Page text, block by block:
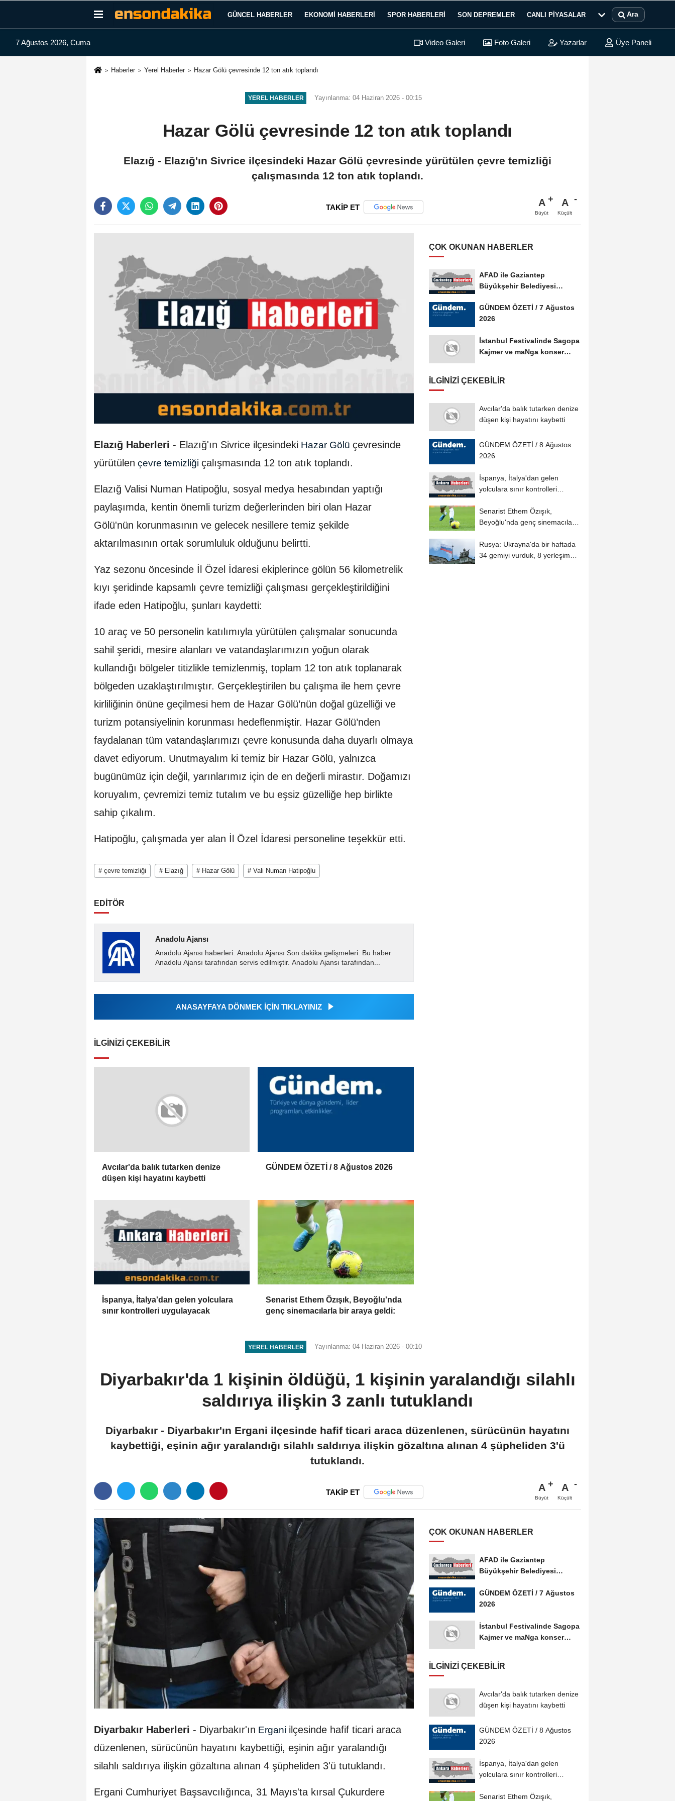
GÜNCEL HABERLER EKONOMI HABERLERI SPOR HABERLERI SON DEPREMLER CANLI PIYASALAR Ara
7 Ağustos 2026, Cuma Video Galeri Foto Galeri Yazarlar Üye Paneli
Haberler Yerel Haberler Hazar Gölü çevresinde 12 ton atık toplandı
YEREL HABERLER Yayınlanma: 04 Haziran 2026 - 00:15
Hazar Gölü çevresinde 12 ton atık toplandı
Elazığ - Elazığ'ın Sivrice ilçesindeki Hazar Gölü çevresinde yürütülen çevre temizliği
çalışmasında 12 ton atık toplandı.
TAKİP ET A
Büyüt
A
Küçült
Elazığ Haberleri - Elazığ'ın Sivrice ilçesindeki Hazar Gölü çevresinde
yürütülen çevre temizliği çalışmasında 12 ton atık toplandı.
Elazığ Valisi Numan Hatipoğlu, sosyal medya hesabından yaptığı
paylaşımda, kentin önemli turizm değerlerinden biri olan Hazar
Gölü'nün korunmasının ve gelecek nesillere temiz şekilde
aktarılmasının ortak sorumluluk olduğunu belirtti.
Yaz sezonu öncesinde İl Özel İdaresi ekiplerince gölün 56 kilometrelik
kıyı şeridinde kapsamlı çevre temizliği çalışması gerçekleştirildiğini
ifade eden Hatipoğlu, şunları kaydetti:
10 araç ve 50 personelin katılımıyla yürütülen çalışmalar sonucunda
sahil şeridi, mesire alanları ve vatandaşlarımızın yoğun olarak
kullandığı bölgeler titizlikle temizlenmiş, toplam 12 ton atık toplanarak
bölgeden uzaklaştırılmıştır. Gerçekleştirilen bu çalışma ile hem çevre
kirliliğinin önüne geçilmesi hem de Hazar Gölü’nün doğal güzelliği ve
turizm potansiyelinin korunması hedeflenmiştir. Hazar Gölü’nden
faydalanan tüm vatandaşlarımızı çevre konusunda daha duyarlı olmaya
davet ediyorum. Unutmayalım ki temiz bir Hazar Gölü, yalnızca
bugünümüz için değil, yarınlarımız için de en değerli mirastır. Doğamızı
koruyalım, çevremizi temiz tutalım ve bu eşsiz güzelliğe hep birlikte
sahip çıkalım.
Hatipoğlu, çalışmada yer alan İl Özel İdaresi personeline teşekkür etti.
# çevre temizliği # Elazığ # Hazar Gölü # Vali Numan Hatipoğlu
EDİTÖR
Anadolu Ajansı
Anadolu Ajansı haberleri. Anadolu Ajansı Son dakika gelişmeleri. Bu haber
Anadolu Ajansı tarafından servis edilmiştir. Anadolu Ajansı tarafından...
ANASAYFAYA DÖNMEK İÇİN TIKLAYINIZ
İLGINIZI ÇEKEBILIR
Avcılar'da balık tutarken denize
düşen kişi hayatını kaybetti
GÜNDEM ÖZETİ / 8 Ağustos 2026
İspanya, İtalya'dan gelen yolculara
sınır kontrolleri uygulayacak
Senarist Ethem Özışık, Beyoğlu'nda
genç sinemacılarla bir araya geldi:
ÇOK OKUNAN HABERLER
AFAD ile Gaziantep
Büyükşehir Belediyesi
GÜNDEM ÖZETİ / 7 Ağustos
2026
İstanbul Festivalinde Sagopa
Kajmer ve maNga konser
İLGINIZI ÇEKEBILIR
Avcılar'da balık tutarken denize
düşen kişi hayatını kaybetti
GÜNDEM ÖZETİ / 8 Ağustos
2026
İspanya, İtalya'dan gelen
yolculara sınır kontrolleri
Senarist Ethem Özışık,
Beyoğlu'nda genç sinemacılarla
Rusya: Ukrayna'da bir haftada
34 gemiyi vurduk, 8 yerleşim
YEREL HABERLER Yayınlanma: 04 Haziran 2026 - 00:10
Diyarbakır'da 1 kişinin öldüğü, 1 kişinin yaralandığı silahlı
saldırıya ilişkin 3 zanlı tutuklandı
Diyarbakır - Diyarbakır'ın Ergani ilçesinde hafif ticari araca düzenlenen, sürücünün hayatını
kaybettiği, eşinin ağır yaralandığı silahlı saldırıya ilişkin gözaltına alınan 4 şüpheliden 3'ü
tutuklandı.
TAKİP ET A
Büyüt
A
Küçült
Diyarbakır Haberleri - Diyarbakır'ın Ergani ilçesinde hafif ticari araca
düzenlenen, sürücünün hayatını kaybettiği, eşinin ağır yaralandığı
silahlı saldırıya ilişkin gözaltına alınan 4 şüpheliden 3'ü tutuklandı.
Ergani Cumhuriyet Başsavcılığınca, 31 Mayıs'ta kırsal Çukurdere
ÇOK OKUNAN HABERLER
AFAD ile Gaziantep
Büyükşehir Belediyesi
GÜNDEM ÖZETİ / 7 Ağustos
2026
İstanbul Festivalinde Sagopa
Kajmer ve maNga konser
İLGINIZI ÇEKEBILIR
Avcılar'da balık tutarken denize
düşen kişi hayatını kaybetti
GÜNDEM ÖZETİ / 8 Ağustos
2026
İspanya, İtalya'dan gelen
yolculara sınır kontrolleri
Senarist Ethem Özışık,